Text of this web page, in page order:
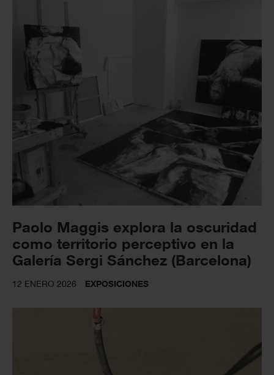
Paolo Maggis explora la oscuridad
como territorio perceptivo en la
Galería Sergi Sánchez (Barcelona)
12 ENERO 2026 EXPOSICIONES